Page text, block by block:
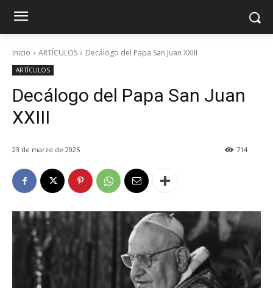
Inicio ARTÍCULOS Decálogo del Papa San Juan XXIII
ARTÍCULOS
Decálogo del Papa San Juan
XXIII
23 de marzo de 2025 714